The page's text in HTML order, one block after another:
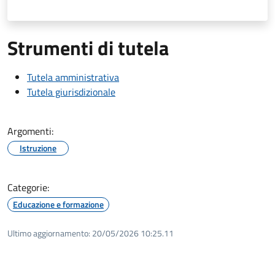
Strumenti di tutela
Tutela amministrativa
Tutela giurisdizionale
Argomenti:
Istruzione
Categorie:
Educazione e formazione
Ultimo aggiornamento: 20/05/2026 10:25.11